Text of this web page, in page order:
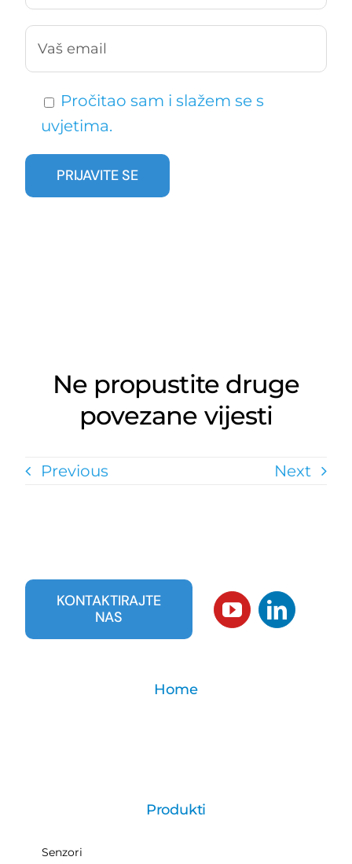
Pročitao sam i slažem se s
uvjetima.
Ne propustite druge
povezane vijesti
Previous Next
KONTAKTIRAJTE
NAS
Home
Produkti
Senzori